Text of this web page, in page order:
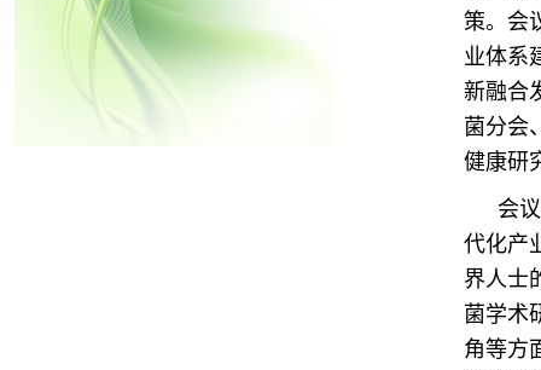
策。会
业体系
新融合
菌分会
健康研
会
代化产
界人士
菌学术
角等方